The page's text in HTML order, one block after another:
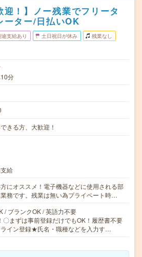
迎！】ノー残業でフリータ
ーター/日払いOK
途支給あり 土日祝日が休み 残業なし
分
きる方、大歓迎！
給
にオススメ！電子機器などに使用される部
務です。残業は無い為プライベート時…
/ ブランクOK / 英語力不要
まずは事前登録だけでもOK！履歴書不要
イン登録★氏名・職種などを入力す…